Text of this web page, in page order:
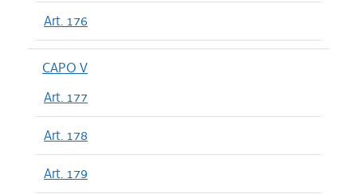
Art. 176
CAPO V
Art. 177
Art. 178
Art. 179